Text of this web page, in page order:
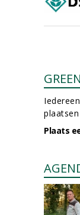
Plaats